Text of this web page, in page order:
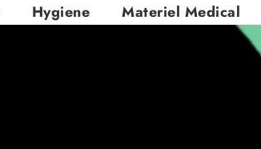
Hygiene Materiel Medical